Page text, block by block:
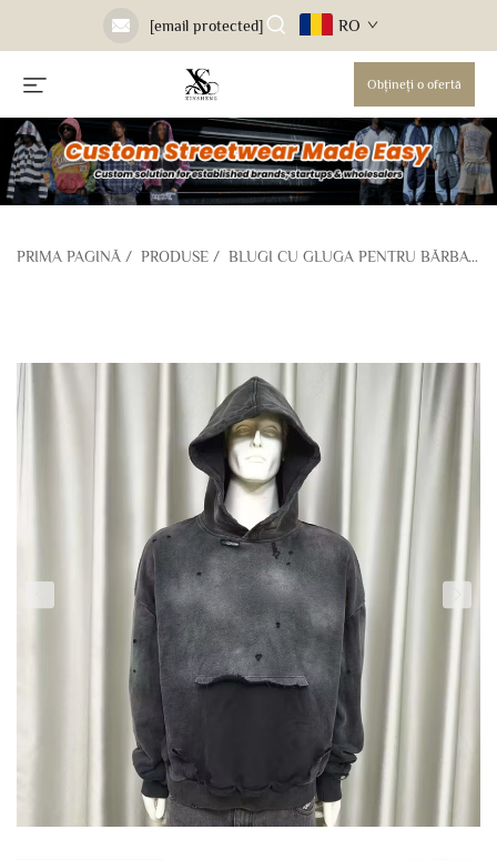
[email protected] RO
Obțineți o ofertă
PRIMA PAGINĂ / PRODUSE / BLUGI CU GLUGA PENTRU BĂRBAȚI